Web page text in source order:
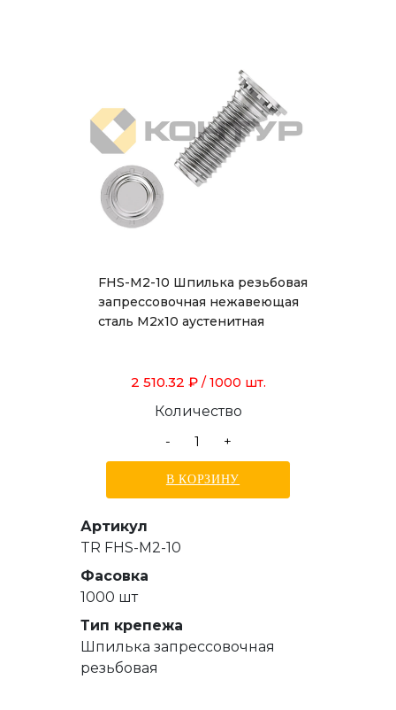
FHS-M2-10 Шпилька резьбовая
запрессовочная нежавеющая
сталь М2х10 аустенитная
2 510.32 ₽ / 1000 шт.
Количество
-
+
В КОРЗИНУ
Артикул
TR FHS-M2-10
Фасовка
1000 шт
Тип крепежа
Шпилька запрессовочная
резьбовая